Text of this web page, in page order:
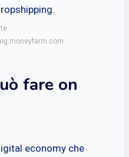
fare on
economy che